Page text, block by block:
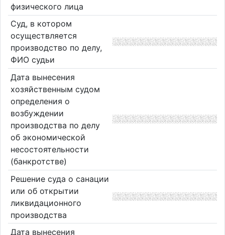
физического лица
Суд, в котором
осуществляется
производство по делу,
ФИО судьи
Дата вынесения
хозяйственным судом
определения о
возбуждении
производства по делу
об экономической
несостоятельности
(банкротстве)
Решение суда о санации
или об открытии
ликвидационного
производства
Дата вынесения